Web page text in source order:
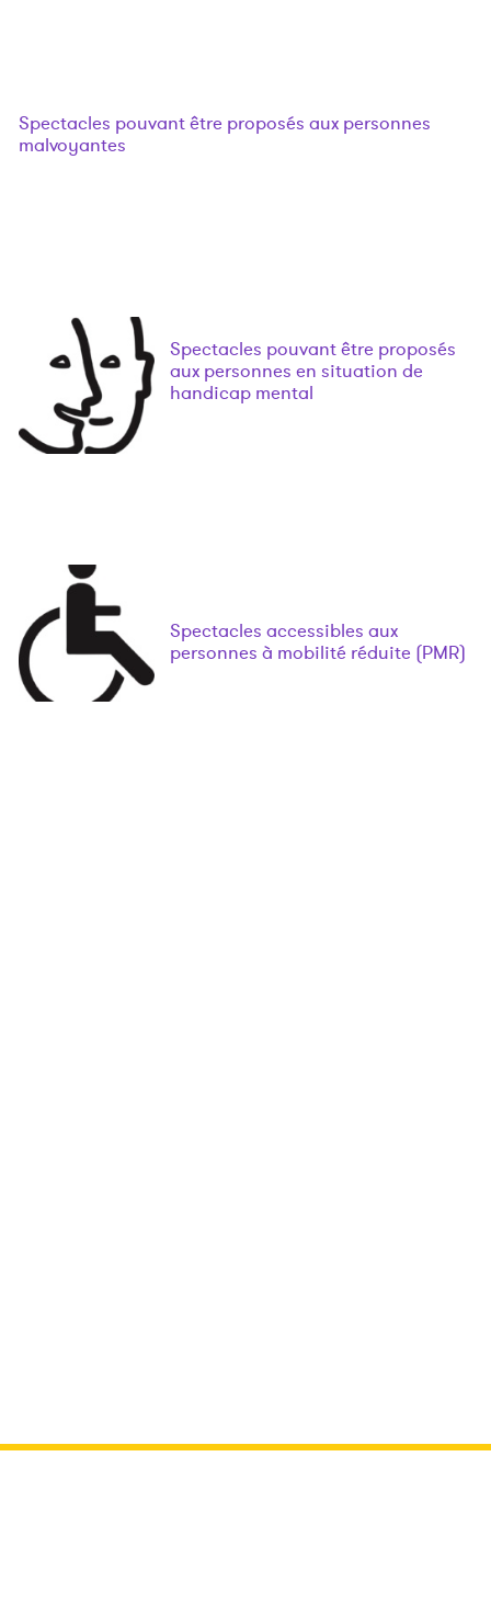
Spectacles pouvant être proposés aux personnes
malvoyantes
Spectacles pouvant être proposés
aux personnes en situation de
handicap mental
Spectacles accessibles aux
personnes à mobilité réduite (PMR)